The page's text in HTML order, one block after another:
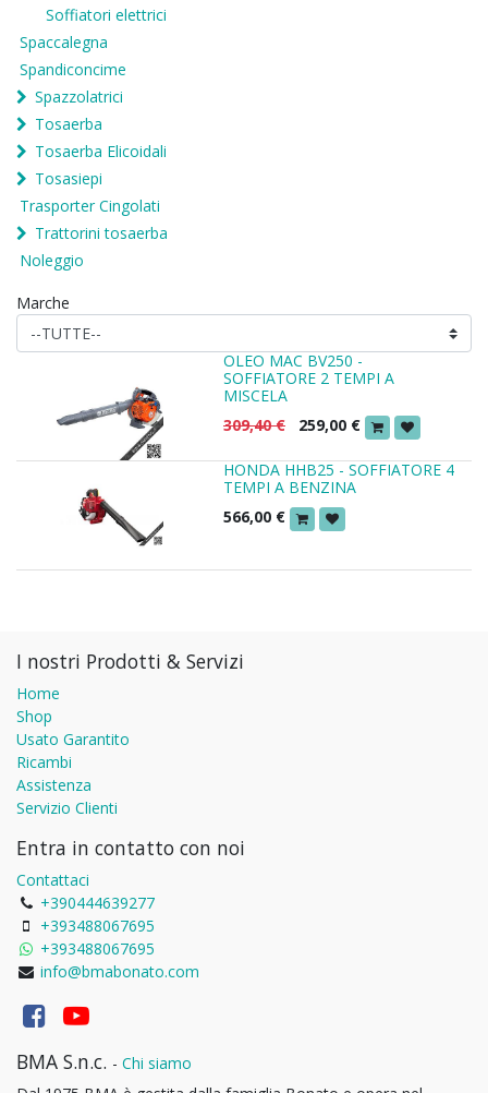
Soffiatori elettrici
Spaccalegna
Spandiconcime
Spazzolatrici
Tosaerba
Tosaerba Elicoidali
Tosasiepi
Trasporter Cingolati
Trattorini tosaerba
Noleggio
Marche
OLEO MAC BV250 -
SOFFIATORE 2 TEMPI A
MISCELA
309,40€ 259,00 €
HONDA HHB25 - SOFFIATORE 4
TEMPI A BENZINA
566,00 €
I nostri Prodotti & Servizi
Home
Shop
Usato Garantito
Ricambi
Assistenza
Servizio Clienti
Entra in contatto con noi
Contattaci
+390444639277
+393488067695
+393488067695
info@bmabonato.com
BMA S.n.c. - Chi siamo